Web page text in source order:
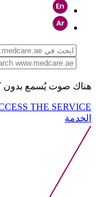
هناك صوت يُسمع بدون
THE SERVICE
الخدمة